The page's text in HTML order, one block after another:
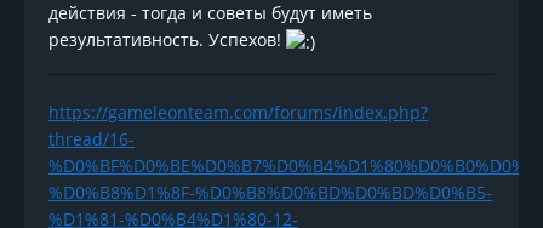
действия - тогда и советы будут иметь
результативность. Успехов!
https://gameleonteam.com/forums/index.php?
thread/16-
­%D0%B8%D1%8F-%D0%B8%D0%BD%D0%BD%D0%B5-
%D1%81-%D0%B4%D1%80-12-